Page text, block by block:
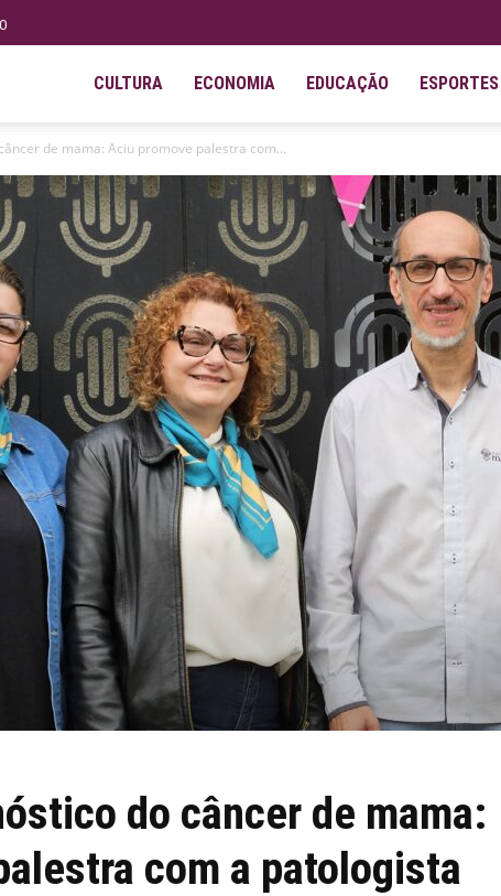
CULTURA ECONOMIA EDUCAÇÃO ESPORTES
de mama: Aciu promove palestra com...
do câncer de mama:
com a patologista